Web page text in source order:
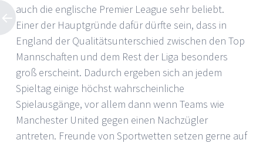
auch die englische Premier League sehr beliebt.
Einer der Hauptgründe dafür dürfte sein, dass in
England der Qualitätsunterschied zwischen den Top
Mannschaften und dem Rest der Liga besonders
groß erscheint. Dadurch ergeben sich an jedem
Spieltag einige höchst wahrscheinliche
Spielausgänge, vor allem dann wenn Teams wie
Manchester United gegen einen Nachzügler
antreten. Freunde von Sportwetten setzen gerne auf